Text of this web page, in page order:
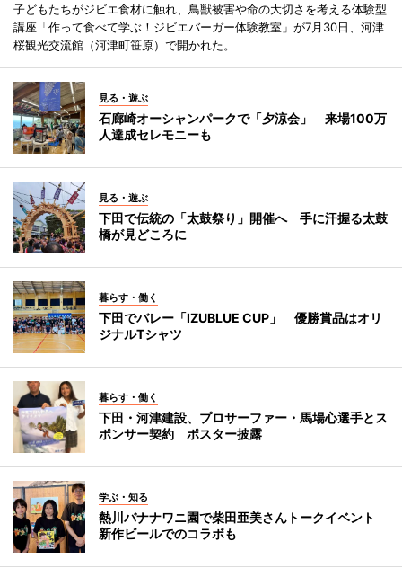
子どもたちがジビエ食材に触れ、鳥獣被害や命の大切さを考える体験型
講座「作って食べて学ぶ！ジビエバーガー体験教室」が7月30日、河津
桜観光交流館（河津町笹原）で開かれた。
見る・遊ぶ
石廊崎オーシャンパークで「夕涼会」 来場100万
人達成セレモニーも
見る・遊ぶ
下田で伝統の「太鼓祭り」開催へ 手に汗握る太鼓
橋が見どころに
暮らす・働く
下田でバレー「IZUBLUE CUP」 優勝賞品はオリ
ジナルTシャツ
暮らす・働く
下田・河津建設、プロサーファー・馬場心選手とス
ポンサー契約 ポスター披露
学ぶ・知る
熱川バナナワニ園で柴田亜美さんトークイベント
新作ビールでのコラボも